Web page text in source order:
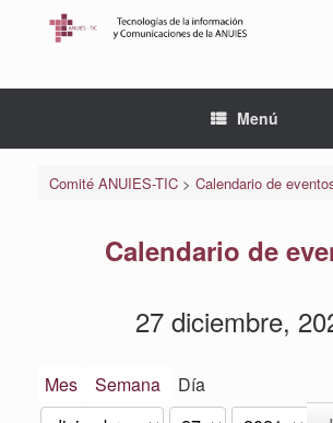
Menú
Comité ANUIES-TIC> Calendario de
Calendario de
27 diciembre,
Mes Semana Día